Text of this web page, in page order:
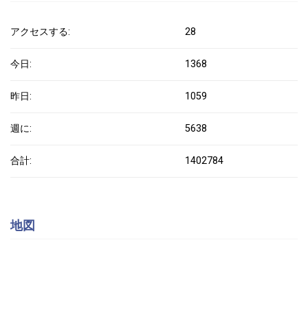
アクセスする: 28
今日: 1368
昨日: 1059
週に: 5638
合計: 1402784
地図